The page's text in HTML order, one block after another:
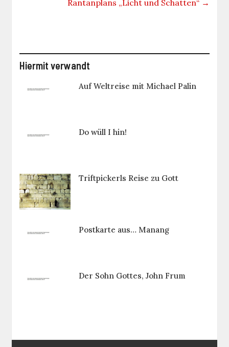
Rantanplans „Licht und Schatten“ →
Hiermit verwandt
Auf Weltreise mit Michael Palin
Do wüll I hin!
Triftpickerls Reise zu Gott
Postkarte aus… Manang
Der Sohn Gottes, John Frum